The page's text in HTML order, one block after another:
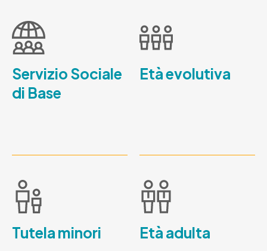
Servizio Sociale
di Base
Età evolutiva
Tutela minori Età adulta